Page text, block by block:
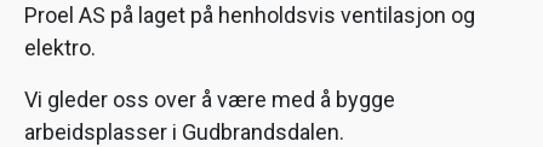
Proel AS på laget på henholdsvis ventilasjon og
elektro.
Vi gleder oss over å være med å bygge
arbeidsplasser i Gudbrandsdalen.